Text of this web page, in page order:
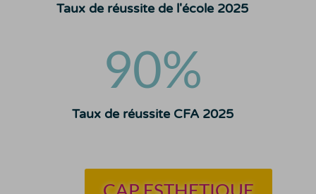
Taux de réussite de l'école 2025
90%
Taux de réussite CFA 2025